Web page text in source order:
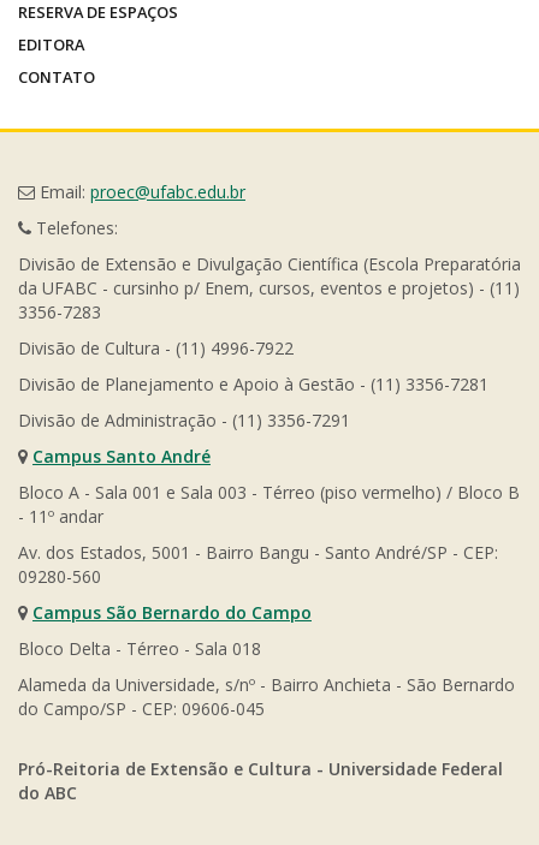
RESERVA DE ESPAÇOS
EDITORA
CONTATO
Email: proec@ufabc.edu.br
Telefones:
Divisão de Extensão e Divulgação Científica (Escola Preparatória
da UFABC - cursinho p/ Enem, cursos, eventos e projetos) - (11)
3356-7283
Divisão de Cultura - (11) 4996-7922
Divisão de Planejamento e Apoio à Gestão - (11) 3356-7281
Divisão de Administração - (11) 3356-7291
Campus Santo André
Bloco A - Sala 001 e Sala 003 - Térreo (piso vermelho) / Bloco B
- 11º andar
Av. dos Estados, 5001 - Bairro Bangu - Santo André/SP - CEP:
09280-560
Campus São Bernardo do Campo
Bloco Delta - Térreo - Sala 018
Alameda da Universidade, s/nº - Bairro Anchieta - São Bernardo
do Campo/SP - CEP: 09606-045
Pró-Reitoria de Extensão e Cultura - Universidade Federal
do ABC